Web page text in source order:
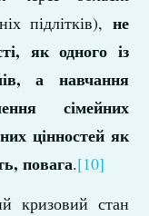
підлітків), не
як одного із
а навчання
сімейних
цінностей як
повага.[10]
кризовий стан